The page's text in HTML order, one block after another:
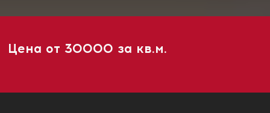
Цена от 30000 за кв.м.